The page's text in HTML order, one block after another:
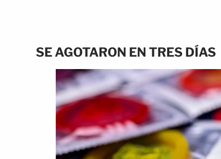
SE AGOTARON EN TRES DÍAS